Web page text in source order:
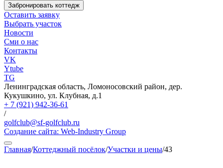
Забронировать коттедж
Оставить заявку
Выбрать участок
Новости
Сми о нас
Контакты
VK
Ytube
TG
Ленинградская область, Ломоносовский район, дер.
Кукушкино, ул. Клубная, д.1
+ 7 (921) 942-36-61
/
golfclub@sf-golfclub.ru
Создание сайта: Web-Industry Group
Главная/Коттеджный посёлок/Участки и цены/43